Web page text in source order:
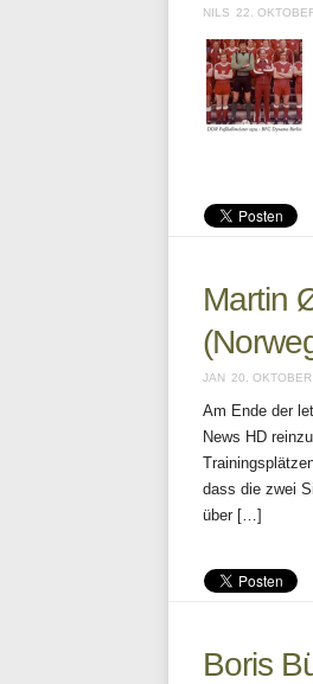
NILS 22.
Martin
JAN 20.
Am Ende der
News HD
dass die zwei
über […]
Boris